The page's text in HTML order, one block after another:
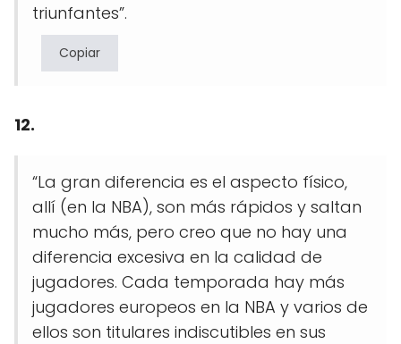
triunfantes”.
Copiar
12.
“La gran diferencia es el aspecto físico,
allí (en la NBA), son más rápidos y saltan
mucho más, pero creo que no hay una
diferencia excesiva en la calidad de
jugadores. Cada temporada hay más
jugadores europeos en la NBA y varios de
ellos son titulares indiscutibles en sus